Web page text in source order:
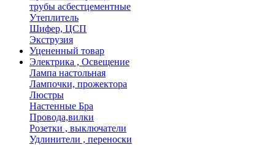
трубы асбестцементные
Утеплитель
Шифер, ЦСП
Экструзия
Уцененный товар
Электрика , Освещение
Лампа настольная
Лампочки, прожектора
Люстры
Настенные Бра
Провода,вилки
Розетки , выключатели
Удлинители , переноски